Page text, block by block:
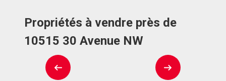
Propriétés à vendre près de
10515 30 Avenue NW